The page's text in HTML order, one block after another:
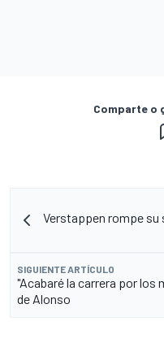
Comparte o
Verstappen rompe su
SIGUIENTE ARTÍCULO
"Acabaré la carrera por
de Alonso